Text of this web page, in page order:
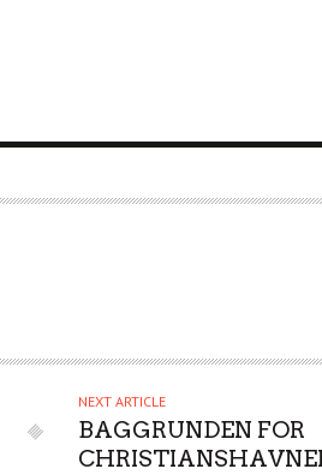
NEXT ARTICLE
BAGGRUNDEN FOR